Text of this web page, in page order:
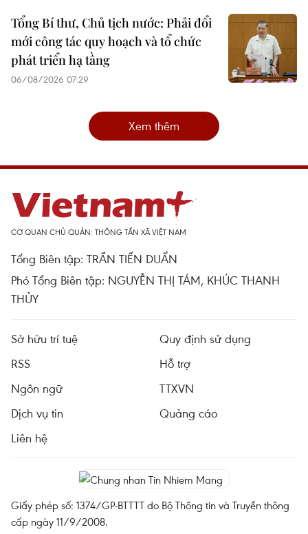
Tổng Bí thư, Chủ tịch nước: Phải đổi
mới công tác quy hoạch và tổ chức
phát triển hạ tầng
06/08/2026 07:29
Xem thêm
CƠ QUAN CHỦ QUẢN: THÔNG TẤN XÃ VIỆT NAM
Tổng Biên tập: TRẦN TIẾN DUẨN
Phó Tổng Biên tập: NGUYỄN THỊ TÁM, KHÚC THANH
THỦY
Sở hữu trí tuệ
Quy định sử dụng
RSS
Hỗ trợ
Ngôn ngữ
TTXVN
Dịch vụ tin
Quảng cáo
Liên hệ
Giấy phép số: 1374/GP-BTTTT do Bộ Thông tin và Truyền thông
cấp ngày 11/9/2008.